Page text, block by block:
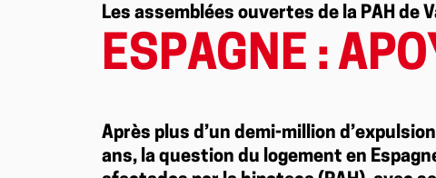
Les assemblées ouvertes de la PAH de
ESPAGNE :
Après plus d’un demi-million
ans, la question du logement en